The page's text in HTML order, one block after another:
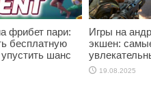
фрибет пари:
бесплатную
шанс
Игры на
экшен:
19.08.2025